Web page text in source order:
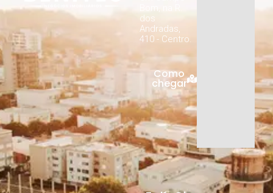
dos
Andradas,
410 - Centro.
Como
chegar